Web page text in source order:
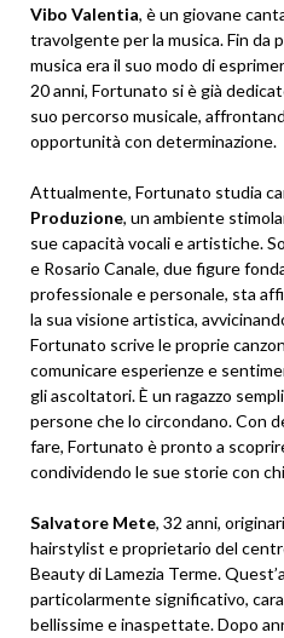
Vibo Valentia, è un giovane
travolgente per la musica. Fin da
musica era il suo modo di
20 anni, Fortunato si è già
suo percorso musicale,
opportunità con determinazione.
Attualmente, Fortunato studia
Produzione, un ambiente
sue capacità vocali e artistiche.
e Rosario Canale, due figure
professionale e personale, sta
la sua visione artistica,
Fortunato scrive le proprie
comunicare esperienze e
gli ascoltatori. È un ragazzo
persone che lo circondano. Con
fare, Fortunato è pronto a
condividendo le sue storie con
Salvatore Mete, 32 anni,
hairstylist e proprietario del
Beauty di Lamezia Terme.
particolarmente significativo,
bellissime e inaspettate. Dopo